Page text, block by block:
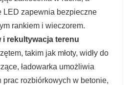
LED zapewnia bezpieczne
rankiem i wieczorem.
i rekultywacja terenu
takim jak młoty, widły do
ładowarka umożliwia
rozbiórkowych w betonie,